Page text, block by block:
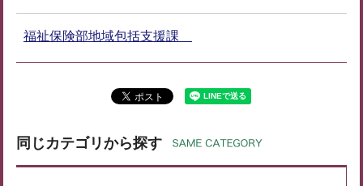
福祉保険部地域包括支援課
同じカテゴリから探す